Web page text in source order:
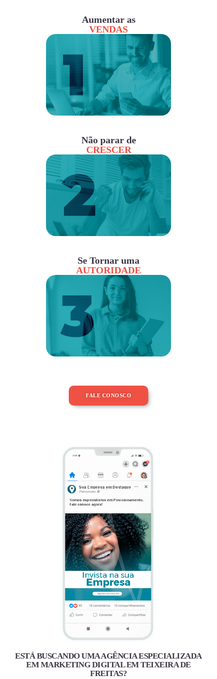
Aumentar as
VENDAS
Não parar de
CRESCER
Se Tornar uma
AUTORIDADE
FALE CONOSCO
ESTÁ BUSCANDO UMA AGÊNCIA ESPECIALIZADA
EM MARKETING DIGITAL EM TEIXEIRA DE
FREITAS?